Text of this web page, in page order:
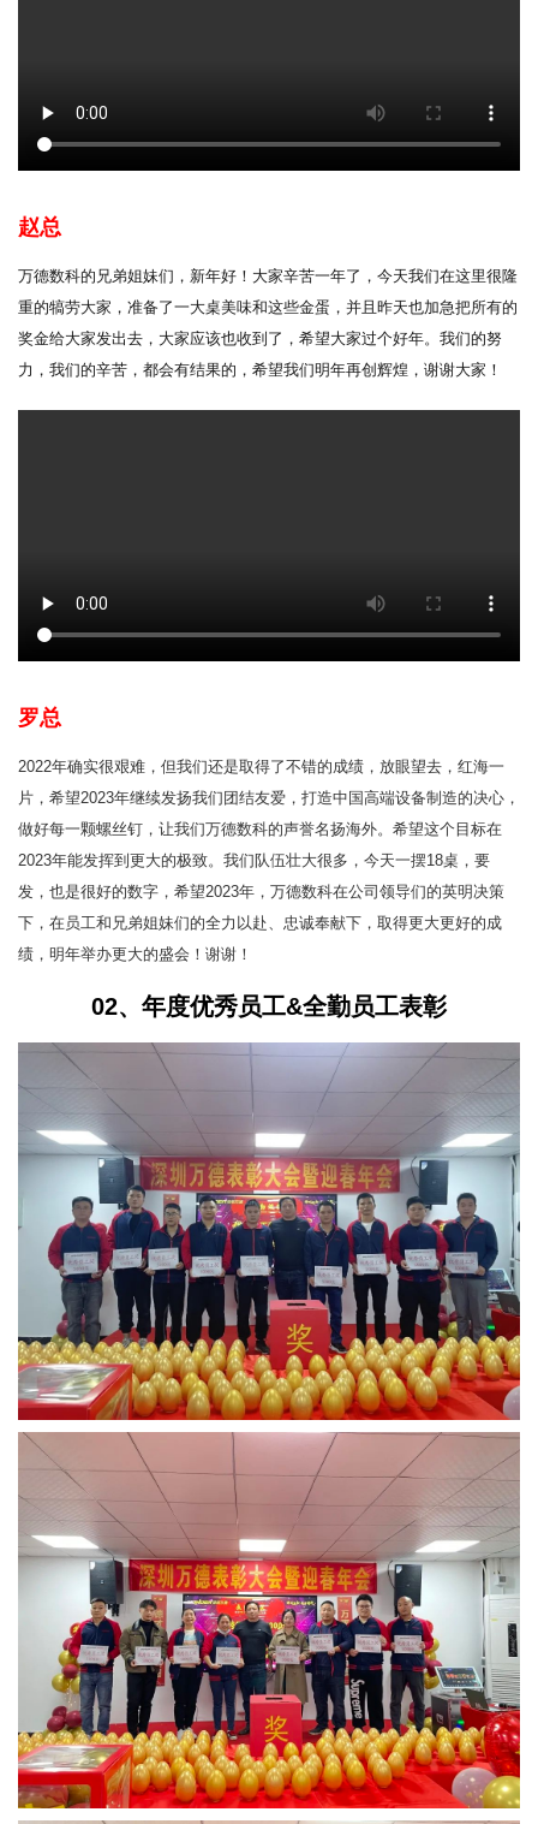
赵总
万德数科的兄弟姐妹们，新年好！大家辛苦一年了，今天我们在这里很隆
重的犒劳大家，准备了一大桌美味和这些金蛋，并且昨天也加急把所有的
奖金给大家发出去，大家应该也收到了，希望大家过个好年。我们的努
力，我们的辛苦，都会有结果的，希望我们明年再创辉煌，谢谢大家！
罗总
2022年确实很艰难，但我们还是取得了不错的成绩，放眼望去，红海一
片，希望2023年继续发扬我们团结友爱，打造中国高端设备制造的决心，
做好每一颗螺丝钉，让我们万德数科的声誉名扬海外。希望这个目标在
2023年能发挥到更大的极致。我们队伍壮大很多，今天一摆18桌，要
发，也是很好的数字，希望2023年， 万德数科在公司领导们的英明决策
下，在员工和兄弟姐妹们的全力以赴、忠诚奉献下，取得更大更好的成
绩，明年举办更大的盛会！谢谢！
02、年度优秀员工&全勤员工表彰